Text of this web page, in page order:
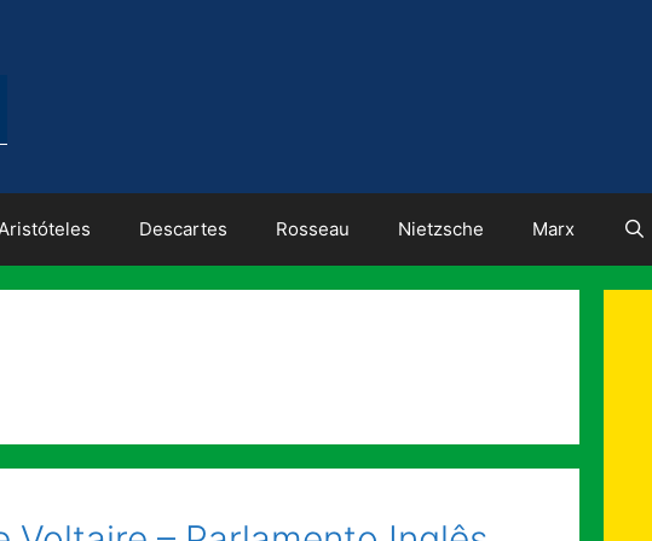
Descartes Rosseau Nietzsche Marx